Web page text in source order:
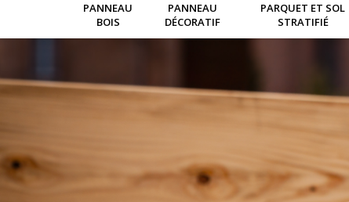
PANNEAU
BOIS
PANNEAU
DÉCORATIF
PARQUET ET SOL
STRATIFIÉ